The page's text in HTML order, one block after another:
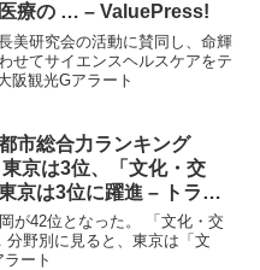
療の … – ValuePress!
美研究会の活動に賛同し、命輝
せてサイエンスヘルスケアをテ
阪観光Gアラート
市総合力ランキング
京は3位、「文化・交
京は3位に躍進 – トラベ
が42位となった。 「文化・交
野別に見ると、東京は「文
ート